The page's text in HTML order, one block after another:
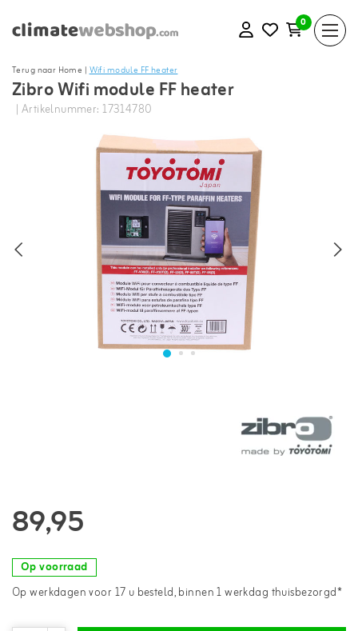
0
Terug naar Home |Wifi module FF heater
Zibro Wifi module FF heater
| Artikelnummer: 17314780
89,95
Op voorraad
Op werkdagen voor 17 u besteld, binnen 1 werkdag thuisbezorgd*